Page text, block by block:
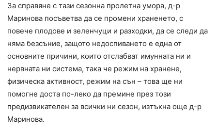
За справяне с тази сезонна пролетна умора, д-р
Маринова посъветва да се промени храненето, с
повече плодове и зеленчуци и разходки, да се следи да
няма безсъние, защото недоспиването е една от
основните причини, които отслабват имунната ни и
нервната ни система, така че режим на хранене,
физическа активност, режим на сън – това ще ни
помогне доста по-леко да премине през този
предизвикателен за всички ни сезон, изтъкна още д-р
Маринова.